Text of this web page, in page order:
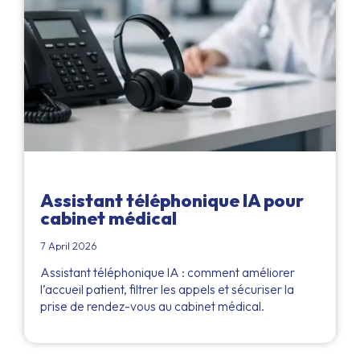
Assistant téléphonique IA pour
cabinet médical
7 April 2026
Assistant téléphonique IA : comment améliorer
l’accueil patient, filtrer les appels et sécuriser la
prise de rendez-vous au cabinet médical.